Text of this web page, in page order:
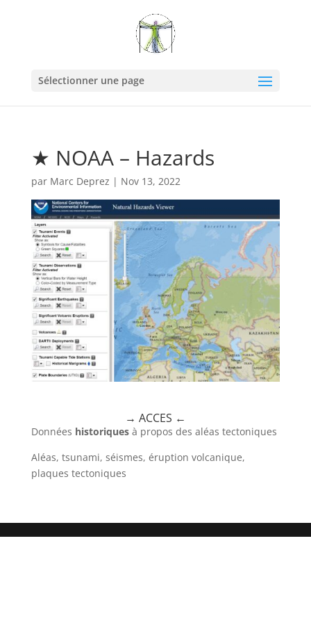
Sélectionner une page
★ NOAA – Hazards
par Marc Deprez | Nov 13, 2022
→ ACCES ←
Données historiques à propos des aléas tectoniques
Aléas, tsunami, séismes, éruption volcanique,
plaques tectoniques